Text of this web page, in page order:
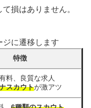
損はありません。
特徴
料、良質な求人
スカウトが激アツ
ジに遷移します